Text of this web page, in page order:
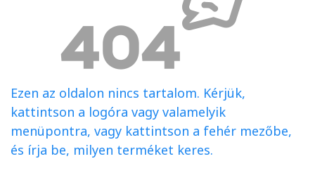
Ezen az oldalon nincs tartalom. Kérjük,
kattintson a logóra vagy valamelyik
menüpontra, vagy kattintson a fehér mezőbe,
és írja be, milyen terméket keres.